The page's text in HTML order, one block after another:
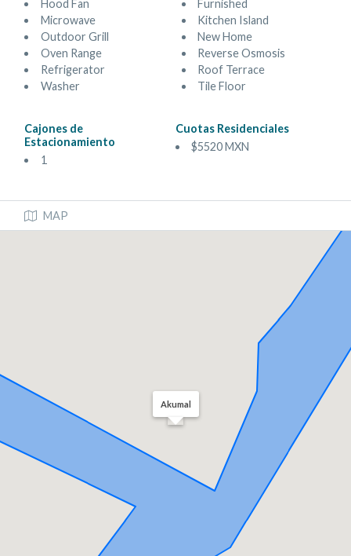
Hood Fan
Microwave
Outdoor Grill
Oven Range
Refrigerator
Washer
Furnished
Kitchen Island
New Home
Reverse Osmosis
Roof Terrace
Tile Floor
Cajones de
Estacionamiento
1
Cuotas Residenciales
$5520 MXN
MAP
Akumal